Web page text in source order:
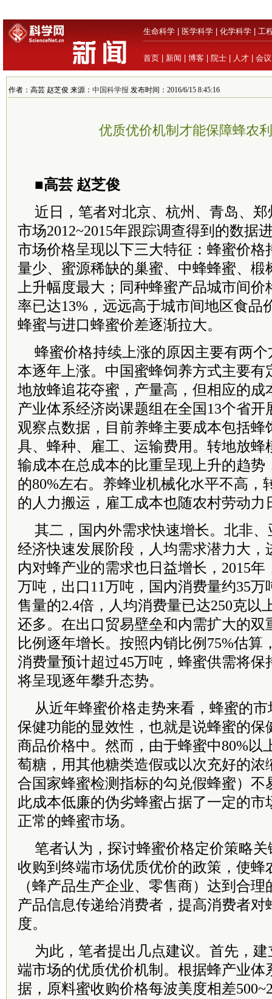
生命科学 医学科学 化学科学 工
首页 新闻 博客 院士 人才 会议
作者：高芸 赵芝俊 来源： 中国科学报 发布时间：2016/6/15 8:45:16
优质优价机制才能保障蜂农
■高芸 赵芝俊
近日，笔者对北京、杭州、青岛、
市场2012~2015年跟踪调查得到的数据
市场价格呈现以下三大特征：蜂蜜价格
量少、蜜源稀缺的巢蜜、中蜂蜂蜜、椴
上升幅度最大；同种蜂蜜产品城市间
率已达13%，远远高于城市间地区食品
蜂蜜与进口蜂蜜价差逐渐拉大。
蜂蜜价格持续上涨的原因主要有两
本逐年上涨。中国蜜蜂饲养方式主要有
地放蜂追花夺蜜，产量高，但相应的成
产业体系经济岗课题组在全国13个省
观察点数据，目前养蜂主要成本包括蜂
具、蜂种、雇工、运输费用。转地放蜂
输成本在总成本的比重呈现上升的趋势
的80%左右。养蜂业机械化水平不高，
的人力搬运，雇工成本也随农村劳动力
其二，国内外需求快速增长。北非
经济快速发展阶段，人均需求潜力大，
内对蜂产业的需求也日益增长，2015年
万吨，出口11万吨，国内消费量约35万
售量的2.4倍，人均消费量已达250克以
还多。在出口贸易壁垒和内需扩大的双
比例逐年增长。按照内销比例75%估算
消费量预计超过45万吨，蜂蜜供需将保
将呈现逐年攀升态势。
从近年蜂蜜价格走势来看，蜂蜜的
保健功能的显效性，也就是说蜂蜜的保
商品价格中。然而，由于蜂蜜中80%以
萄糖，用其他糖类造假或以次充好的浓
合国家蜂蜜检测指标的勾兑假蜂蜜）不
此成本低廉的伪劣蜂蜜占据了一定的市
正常的蜂蜜市场。
笔者认为，探讨蜂蜜价格定价策略
收购到终端市场优质优价的政策，使蜂
（蜂产品生产企业、零售商）达到合
产品信息传递给消费者，提高消费者对
度。
为此，笔者提出几点建议。首先，
端市场的优质优价机制。根据蜂产业体
据，原料蜜收购价格每波美度相差